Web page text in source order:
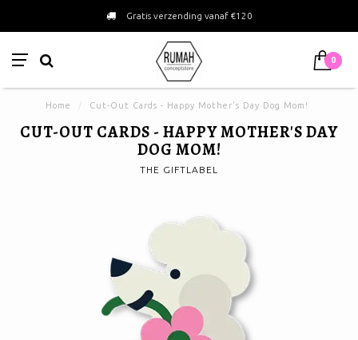
Gratis verzending vanaf €120
0
Home Cut-Out Cards - Happy Mother's Day Dog Mom!
CUT-OUT CARDS - HAPPY MOTHER'S DAY
DOG MOM!
THE GIFTLABEL